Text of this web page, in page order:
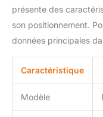
présente des
son positionnement.
données principales
Caractéristique
Modèle